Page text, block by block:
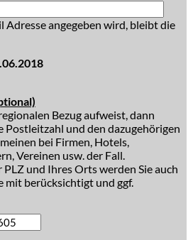
Adresse angegeben wird, bleibt die
Bezug aufweist, dann
Postleitzahl und den dazugehörigen
bei Firmen, Hotels,
Vereinen usw. der Fall.
und Ihres Orts werden Sie auch
mit berücksichtigt und ggf.